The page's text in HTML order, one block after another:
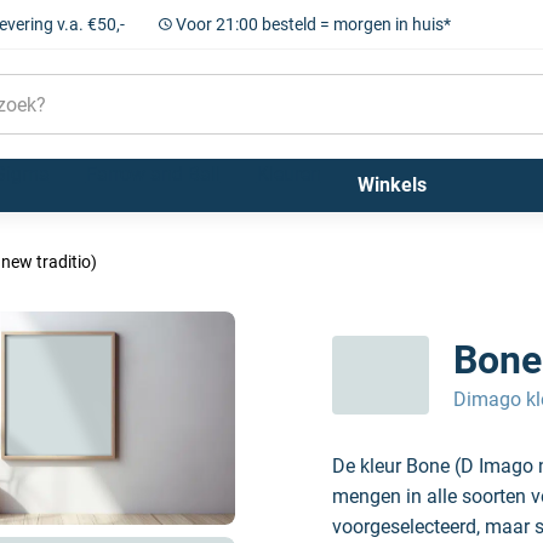
v.a. €50,- Voor 21:00 besteld = morgen in huis*
Winkels
traditio)
Dimago
De kleur Bone (D
mengen in alle soorten
voorgeselecteerd, maar